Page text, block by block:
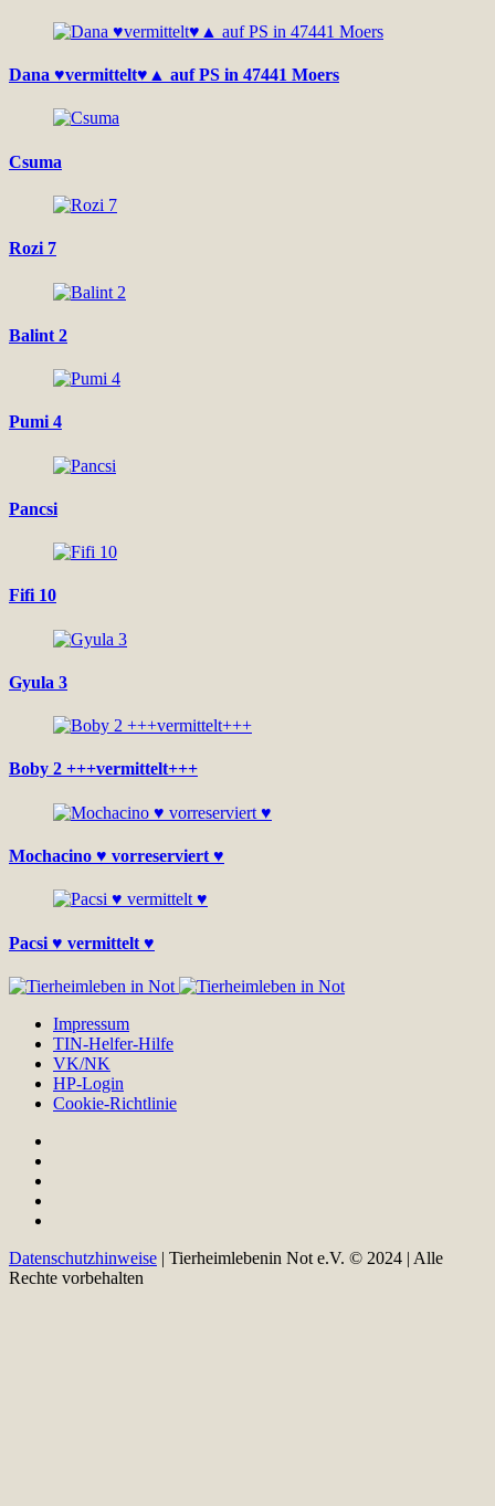
Dana ♥vermittelt♥▲ auf PS in 47441 Moers
Csuma
Rozi 7
Balint 2
Pumi 4
Pancsi
Fifi 10
Gyula 3
Boby 2 +++vermittelt+++
Mochacino ♥ vorreserviert ♥
Pacsi ♥ vermittelt ♥
Impressum
TIN-Helfer-Hilfe
VK/NK
HP-Login
Cookie-Richtlinie
Datenschutzhinweise | Tierheimlebenin Not e.V. © 2024 | Alle
Rechte vorbehalten